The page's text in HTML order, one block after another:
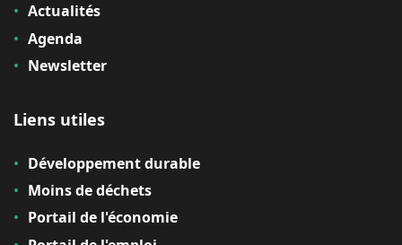
Actualités
Agenda
Newsletter
Liens utiles
Développement durable
Moins de déchets
Portail de l'économie